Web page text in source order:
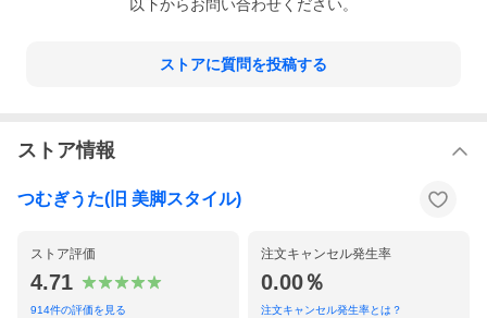
以下からお問い合わせください。
ストアに質問を投稿する
ストア情報
つむぎうた(旧 美脚スタイル)
ストア評価
4.71
914件の評価を見る
注文キャンセル発生率
0.00％
注文キャンセル発生率とは？